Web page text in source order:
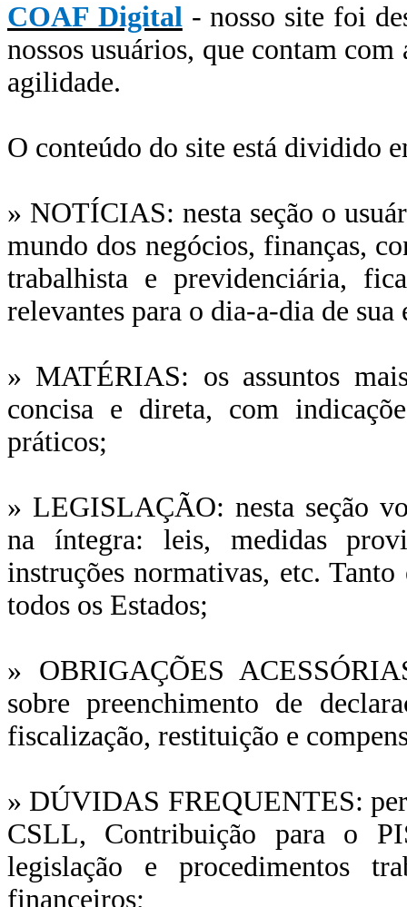
COAF Digital - nosso site foi
nossos usuários, que contam
agilidade.
O conteúdo do site está dividido
» NOTÍCIAS: nesta seção o
mundo dos negócios, finanças,
trabalhista e previdenciária,
relevantes para o dia-a-dia de sua
» MATÉRIAS: os assuntos
concisa e direta, com
práticos;
» LEGISLAÇÃO: nesta seção
na íntegra: leis, medidas
instruções normativas, etc.
todos os Estados;
» OBRIGAÇÕES
sobre preenchimento de
fiscalização, restituição e
» DÚVIDAS FREQUENTES:
CSLL, Contribuição para o
legislação e procedimentos
financeiros;